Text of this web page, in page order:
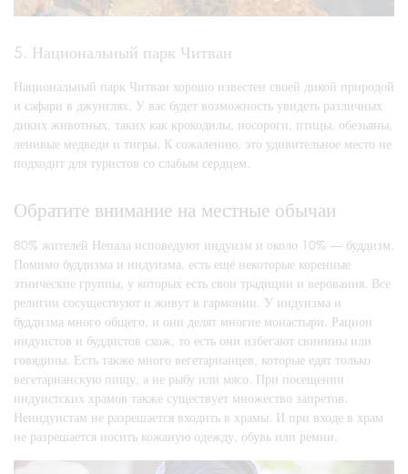
5. Национальный парк Читван
Национальный парк Читван хорошо известен своей дикой природой
и сафари в джунглях. У вас будет возможность увидеть различных
диких животных, таких как крокодилы, носороги, птицы, обезьяны,
ленивые медведи и тигры. К сожалению, это удивительное место не
подходит для туристов со слабым сердцем.
Обратите внимание на местные обычаи
80% жителей Непала исповедуют индуизм и около 10% — буддизм.
Помимо буддизма и индуизма, есть ещё некоторые коренные
этнические группы, у которых есть свои традиции и верования. Все
религии сосуществуют и живут в гармонии. У индуизма и
буддизма много общего, и они делят многие монастыри. Рацион
индуистов и буддистов схож, то есть они избегают свинины или
говядины. Есть также много вегетарианцев, которые едят только
вегетарианскую пищу, а не рыбу или мясо. При посещении
индуистских храмов также существует множество запретов.
Неиндуистам не разрешается входить в храмы. И при входе в храм
не разрешается носить кожаную одежду, обувь или ремни.